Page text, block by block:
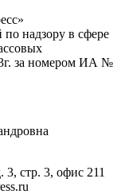
надзору в сфере
за номером ИА №
3, стр. 3, офис 211